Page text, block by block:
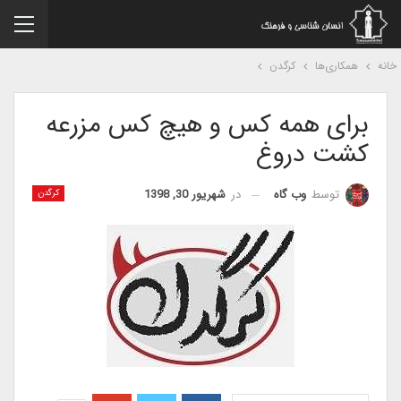
همکاری‌ها کرگدن
برای همه کس و هیچ کس مزرعه
کشت دروغ
کرگدن توسطوب گاه درشهریور 30, 1398